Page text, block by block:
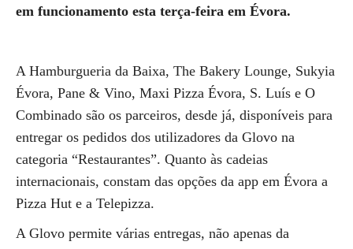
em funcionamento esta terça-feira em Évora.
A Hamburgueria da Baixa, The Bakery Lounge, Sukyia
Évora, Pane & Vino, Maxi Pizza Évora, S. Luís e O
Combinado são os parceiros, desde já, disponíveis para
entregar os pedidos dos utilizadores da Glovo na
categoria “Restaurantes”. Quanto às cadeias
internacionais, constam das opções da app em Évora a
Pizza Hut e a Telepizza.
A Glovo permite várias entregas, não apenas da